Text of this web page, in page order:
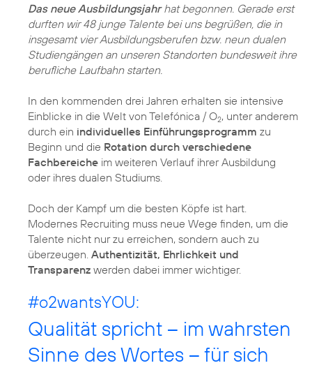
Das neue Ausbildungsjahrhat begonnen. Gerade erst
durften wir 48 junge Talente bei uns begrüßen, die in
insgesamt vier Ausbildungsberufen bzw. neun dualen
Studiengängen an unseren Standorten bundesweit ihre
berufliche Laufbahn starten.
In den kommenden drei Jahren erhalten sie intensive
Einblicke in die Welt von Telefónica / O2, unter anderem
durch ein individuelles Einführungsprogramm zu
Beginn und die Rotation durch verschiedene
Fachbereiche im weiteren Verlauf ihrer Ausbildung
oder ihres dualen Studiums.
Doch der Kampf um die besten Köpfe ist hart.
Modernes Recruiting muss neue Wege finden, um die
Talente nicht nur zu erreichen, sondern auch zu
überzeugen. Authentizität, Ehrlichkeit und
Transparenz werden dabei immer wichtiger.
#o2wantsYOU:
Qualität spricht – im wahrsten
Sinne des Wortes – für sich